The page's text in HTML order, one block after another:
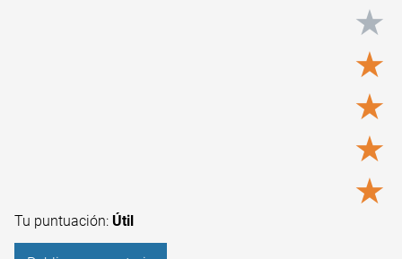
★
★
★
★
★
Tu puntuación: Útil